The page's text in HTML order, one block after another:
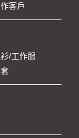
客戶
/工作服